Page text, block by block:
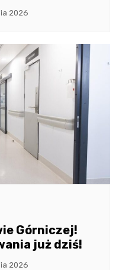
2026
Górniczej!
już dziś!
2026